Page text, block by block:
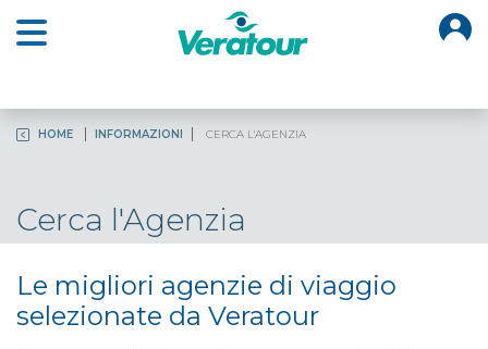
HOME INFORMAZIONI CERCA L'AGENZIA
Cerca l'Agenzia
Le migliori agenzie di viaggio
selezionate da Veratour